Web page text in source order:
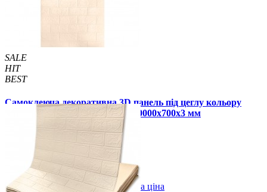
SALE
HIT
BEST
Самоклеюча декоративна 3D панель під цеглу кольору
слонової кістки в рулоні 20 м 20000x700x3 мм
1850 грн.
Купити В закладки Оптова ціна